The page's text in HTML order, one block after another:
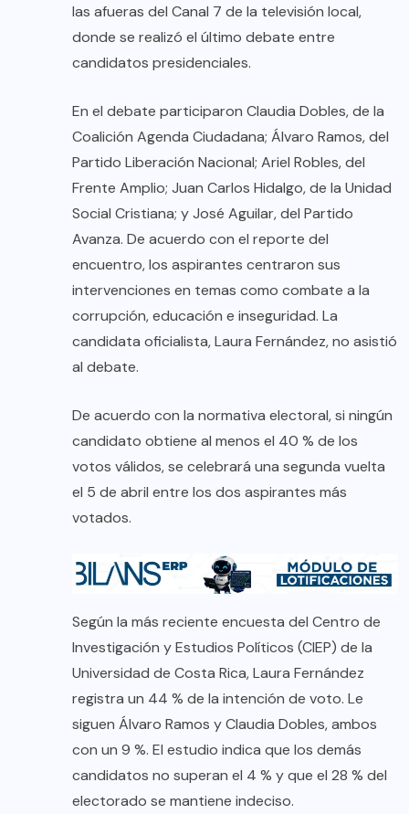
las afueras del Canal 7 de la televisión local,
donde se realizó el último debate entre
candidatos presidenciales.
En el debate participaron Claudia Dobles, de la
Coalición Agenda Ciudadana; Álvaro Ramos, del
Partido Liberación Nacional; Ariel Robles, del
Frente Amplio; Juan Carlos Hidalgo, de la Unidad
Social Cristiana; y José Aguilar, del Partido
Avanza. De acuerdo con el reporte del
encuentro, los aspirantes centraron sus
intervenciones en temas como combate a la
corrupción, educación e inseguridad. La
candidata oficialista, Laura Fernández, no asistió
al debate.
De acuerdo con la normativa electoral, si ningún
candidato obtiene al menos el 40 % de los
votos válidos, se celebrará una segunda vuelta
el 5 de abril entre los dos aspirantes más
votados.
Según la más reciente encuesta del Centro de
Investigación y Estudios Políticos (CIEP) de la
Universidad de Costa Rica, Laura Fernández
registra un 44 % de la intención de voto. Le
siguen Álvaro Ramos y Claudia Dobles, ambos
con un 9 %. El estudio indica que los demás
candidatos no superan el 4 % y que el 28 % del
electorado se mantiene indeciso.